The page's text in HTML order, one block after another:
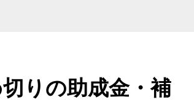
りの助成金・補